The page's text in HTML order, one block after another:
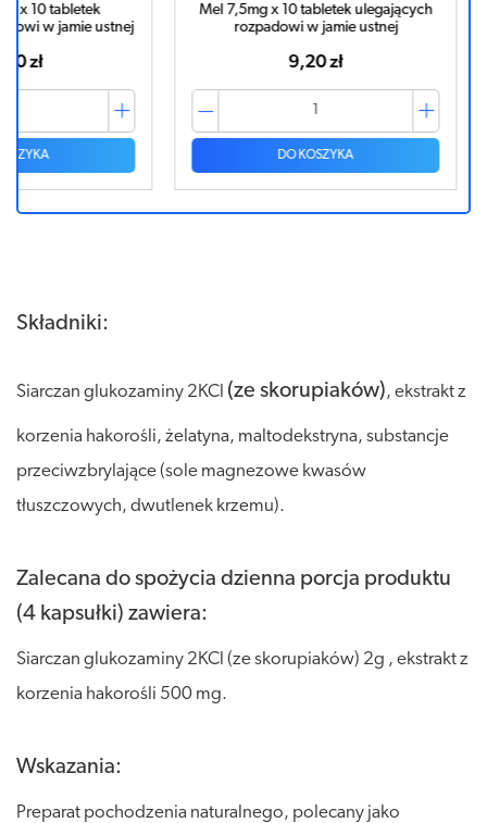
ustnej
Mel 7,5mg x 10 tabletek ulegających
rozpadowi w jamie ustnej
Mel
Składniki:
Siarczan glukozaminy 2KCl (ze skorupiaków), ekstrakt z
korzenia hakorośli, żelatyna, maltodekstryna, substancje
przeciwzbrylające (sole magnezowe kwasów
tłuszczowych, dwutlenek krzemu).
Zalecana do spożycia dzienna porcja produktu
(4 kapsułki) zawiera:
Siarczan glukozaminy 2KCl (ze skorupiaków) 2g , ekstrakt z
korzenia hakorośli 500 mg.
Wskazania:
Preparat pochodzenia naturalnego, polecany jako